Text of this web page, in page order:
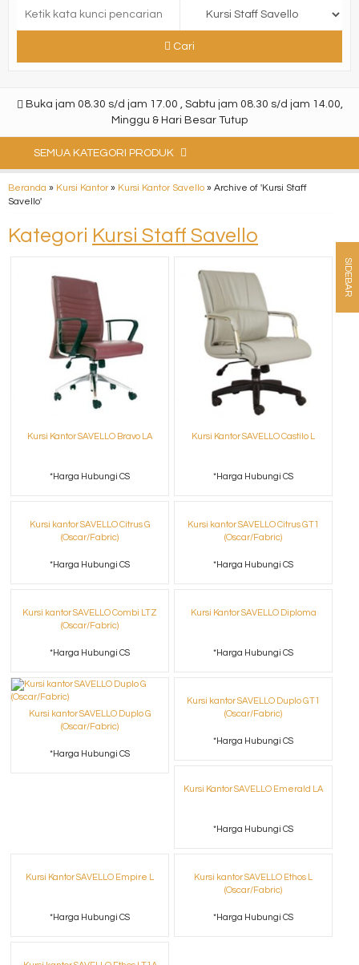
Cari
Buka jam 08.30 s/d jam 17.00 , Sabtu jam 08.30 s/d jam 14.00,
Minggu & Hari Besar Tutup
SEMUA KATEGORI PRODUK
Beranda » Kursi Kantor» Kursi Kantor Savello » Archive of 'Kursi Staff
Savello'
Kategori Kursi Staff Savello
Kursi Kantor SAVELLO Bravo LA
*Harga Hubungi CS
Kursi Kantor SAVELLO Castilo L
*Harga Hubungi CS
Kursi kantor SAVELLO Citrus G
(Oscar/Fabric)
*Harga Hubungi CS
Kursi kantor SAVELLO Citrus GT1
(Oscar/Fabric)
*Harga Hubungi CS
Kursi kantor SAVELLO Combi LTZ
(Oscar/Fabric)
*Harga Hubungi CS
Kursi Kantor SAVELLO Diploma
*Harga Hubungi CS
Kursi kantor SAVELLO Duplo G
(Oscar/Fabric)
*Harga Hubungi CS
Kursi kantor SAVELLO Duplo GT1
(Oscar/Fabric)
*Harga Hubungi CS
Kursi Kantor SAVELLO Emerald LA
*Harga Hubungi CS
Kursi Kantor SAVELLO Empire L
*Harga Hubungi CS
Kursi kantor SAVELLO Ethos L
(Oscar/Fabric)
*Harga Hubungi CS
SIDEBAR